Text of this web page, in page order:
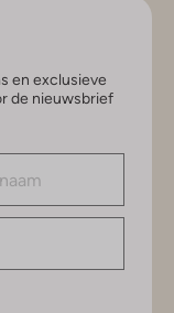
en exclusieve
de nieuwsbrief